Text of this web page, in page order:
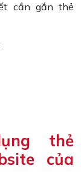
cần gắn thẻ
thẻ
của